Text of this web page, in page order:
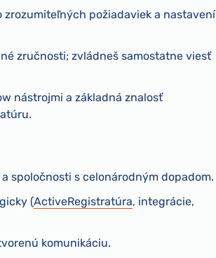
požiadaviek a nastavení
zručnosti; zvládneš samostatne viesť
nástrojmi a základná znalosť
spoločnosti s celonárodným dopadom.
(ActiveRegistratúra, integrácie,
komunikáciu.